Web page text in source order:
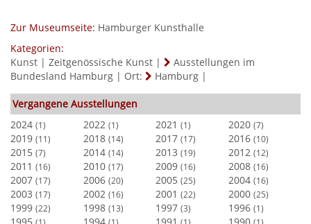
Zur Museumseite: Hamburger Kunsthalle
Kategorien:
Kunst | Zeitgenössische Kunst |
Ausstellungen im
Bundesland Hamburg | Ort: Hamburg |
Vergangene Ausstellungen
2024 (1) 2022 (1) 2021 (1) 2020 (7)
2019 (11) 2018 (14) 2017 (17) 2016 (10)
2015 (7) 2014 (14) 2013 (19) 2012 (12)
2011 (16) 2010 (17) 2009 (16) 2008 (16)
2007 (17) 2006 (20) 2005 (25) 2004 (16)
2003 (17) 2002 (16) 2001 (22) 2000 (25)
1999 (22) 1998 (13) 1997 (3) 1996 (1)
1995 (1) 1994 (1) 1991 (1) 1990 (1)